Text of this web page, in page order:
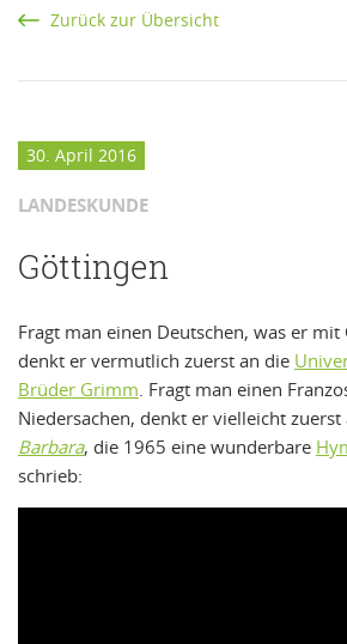
Zurück zur Übersicht
30. April 2016
LANDESKUNDE
Göttingen
Fragt man einen Deutschen, was er
denkt er vermutlich zuerst an die
Brüder Grimm. Fragt man einen
Niedersachen, denkt er vielleicht zuerst
Barbara, die 1965 eine wunderbare
schrieb: